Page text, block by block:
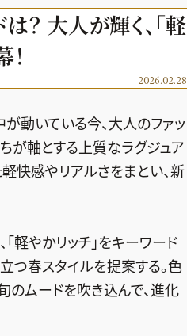
覧
占い
？ 大人が輝く、「軽
2026.02.28
動いている今、大人のファッ
が軸とする上質なラグジュア
快感やリアルさをまとい、新
軽やかリッチ」をキーワード
つ春スタイルを提案する。色
のムードを吹き込んで、進化